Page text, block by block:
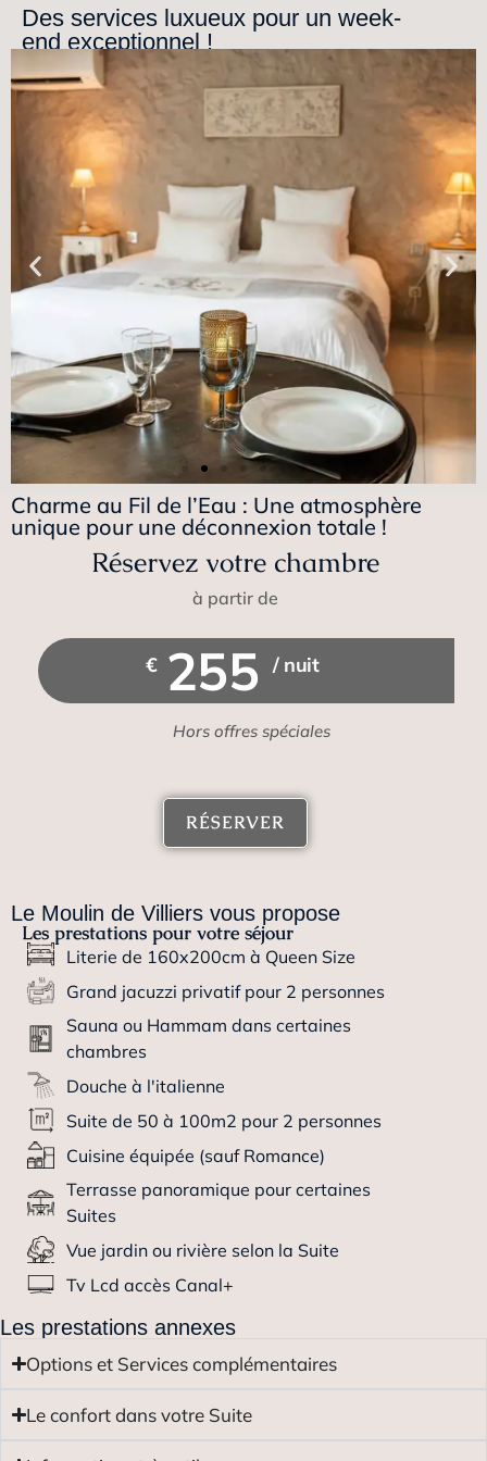
Des services luxueux pour un week-
end exceptionnel !
Juste Toi & Moi
Une Suite de 90m2 à partir de
terrasse intimiste, cuisine
équipée
DÉCOUVRIR CETTE
Charme au Fil de l’Eau : Une atmosphère
unique pour une déconnexion totale !
Réservez votre chambre
à partir de
€ 255 / nuit
Hors offres spéciales
RÉSERVER
Le Moulin de Villiers vous propose
Les prestations pour votre séjour
Literie de 160x200cm à Queen Size
Grand jacuzzi privatif pour 2 personnes
Sauna ou Hammam dans certaines
chambres
Douche à l'italienne
Suite de 50 à 100m2 pour 2 personnes
Cuisine équipée (sauf Romance)
Terrasse panoramique pour certaines
Suites
Vue jardin ou rivière selon la Suite
Tv Lcd accès Canal+
Les prestations annexes
Options et Services complémentaires
Le confort dans votre Suite